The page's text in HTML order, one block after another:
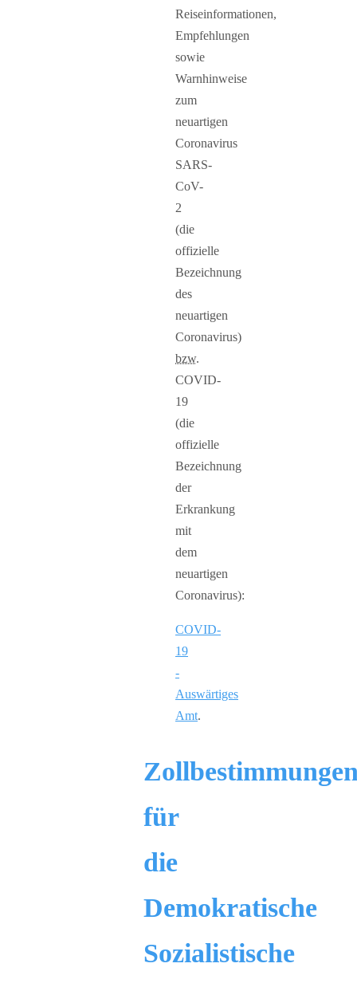
Reiseinformationen,
Empfehlungen
sowie
Warnhinweise
zum
neuartigen
Coronavirus
SARS-
CoV-
2
(die
offizielle
Bezeichnung
des
neuartigen
Coronavirus)
bzw.
COVID-
19
(die
offizielle
Bezeichnung
der
Erkrankung
mit
dem
neuartigen
Coronavirus):
COVID-
19
-
Auswärtiges
Amt.
für
die
Demokratische
Sozialistische